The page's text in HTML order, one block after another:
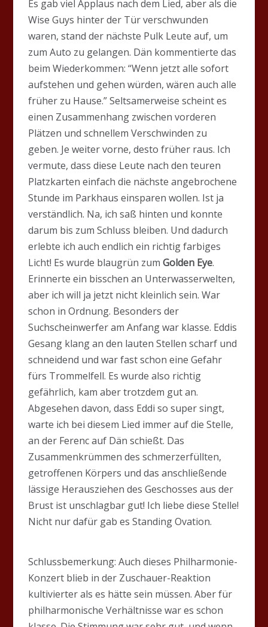
Es gab viel Applaus nach dem Lied, aber als die
Wise Guys hinter der Tür verschwunden
waren, stand der nächste Pulk Leute auf, um
zum Auto zu gelangen. Dän kommentierte das
beim Wiederkommen: “Wenn jetzt alle sofort
aufstehen und gehen würden, wären auch alle
früher zu Hause.” Seltsamerweise scheint es
einen Zusammenhang zwischen vorderen
Plätzen und schnellem Verschwinden zu
geben. Je weiter vorne, desto früher raus. Ich
vermute, dass diese Leute nach den teuren
Platzkarten einfach die nächste angebrochene
Stunde im Parkhaus einsparen wollen. Ist ja
verständlich. Na, ich saß hinten und konnte
darum bis zum Schluss bleiben. Und dadurch
erlebte ich auch endlich ein richtig farbiges
Licht! Es wurde blaugrün zumGolden Eye.
Erinnerte ein bisschen an Unterwasserwelten,
aber ich will ja jetzt nicht kleinlich sein. War
schon in Ordnung. Besonders der
Suchscheinwerfer am Anfang war klasse. Eddis
Gesang klang an den lauten Stellen scharf und
schneidend und war fast schon eine Gefahr
fürs Trommelfell. Es wurde also richtig
gefährlich, kam aber trotzdem gut an.
Abgesehen davon, dass Eddi so super singt,
warte ich bei diesem Lied immer auf die Stelle,
an der Ferenc auf Dän schießt. Das
Zusammenkrümmen des schmerzerfüllten,
getroffenen Körpers und das anschließende
lässige Herausziehen des Geschosses aus der
Brust ist unschlagbar gut! Ich liebe diese Stelle!
Nicht nur dafür gab es Standing Ovation.
Schlussbemerkung: Auch dieses Philharmonie-
Konzert blieb in der Zuschauer-Reaktion
kultivierter als es hätte sein müssen. Aber für
philharmonische Verhältnisse war es schon